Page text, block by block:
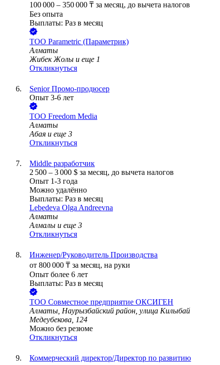
100 000 – 350 000 ₸ за месяц, до вычета налогов
Без опыта
Выплаты: Раз в месяц
ТОО Parametric (Параметрик)
Алматы
Жибек Жолы и еще 1
Откликнуться
Senior Промо-продюсер
Опыт 3-6 лет
ТОО Freedom Media
Алматы
Абая и еще 3
Откликнуться
Middle разработчик
2 500 – 3 000 $ за месяц, до вычета налогов
Опыт 1-3 года
Можно удалённо
Выплаты: Раз в месяц
Lebedeva Olga Andreevna
Алматы
Алмалы и еще 3
Откликнуться
Инженер/Руководитель Производства
от 800 000 ₸ за месяц, на руки
Опыт более 6 лет
Выплаты: Раз в месяц
ТОО Совместное предприятие ОКСИГЕН
Алматы, Наурызбайский район, улица Килыбай
Медеубекова, 124
Можно без резюме
Откликнуться
Коммерческий директор/Директор по развитию